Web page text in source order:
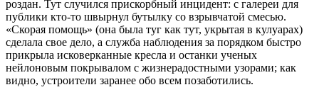
роздан. Тут случился прискорбный инцидент: с галереи для
публики кто-то швырнул бутылку со взрывчатой смесью.
«Скорая помощь» (она была туг как тут, укрытая в кулуарах)
сделала свое дело, а служба наблюдения за порядком быстро
прикрыла исковерканные кресла и останки ученых
нейлоновым покрывалом с жизнерадостными узорами; как
видно, устроители заранее обо всем позаботились.